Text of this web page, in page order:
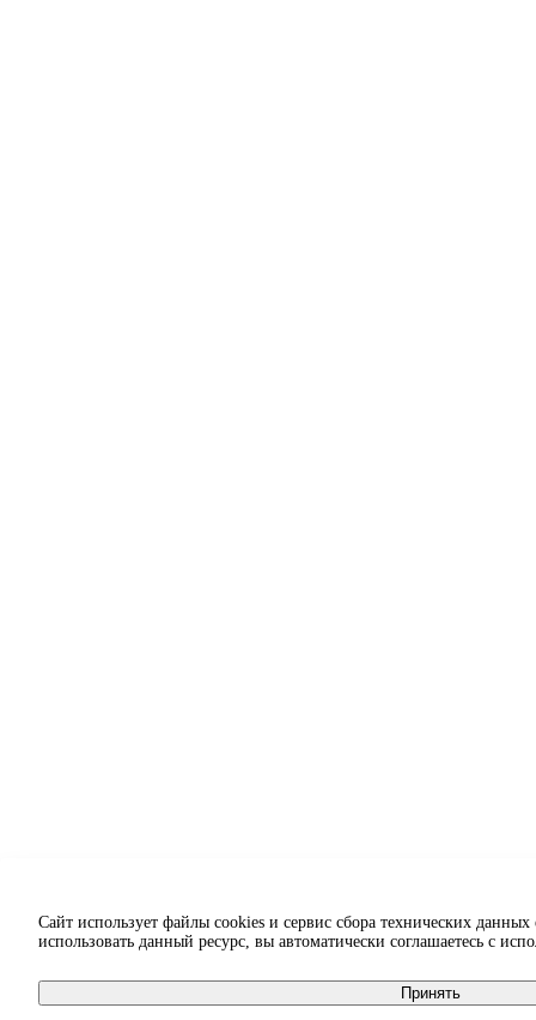
Сайт использует файлы cookies и сервис сбора технических
использовать данный ресурс, вы автоматически соглашаетесь с
Принять